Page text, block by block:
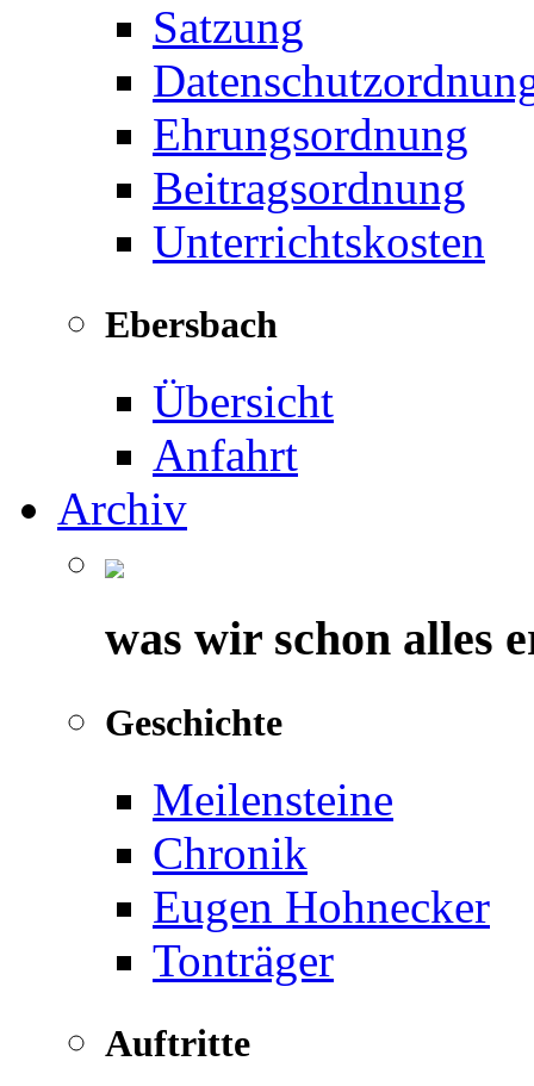
Satzung
Ehrungsordnung
Beitragsordnung
Unterrichtskosten
Ebersbach
Übersicht
Anfahrt
Archiv
was wir schon alles
Geschichte
Meilensteine
Chronik
Eugen Hohnecker
Tonträger
Auftritte